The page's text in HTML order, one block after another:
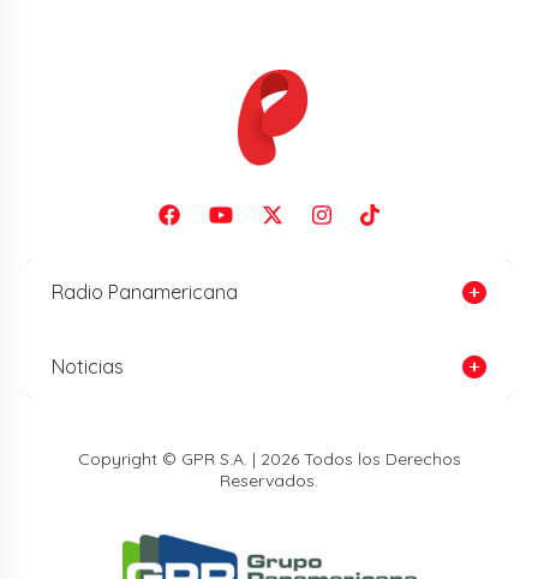
Radio Panamericana
Noticias
Copyright © GPR S.A. | 2026 Todos los Derechos
Reservados.